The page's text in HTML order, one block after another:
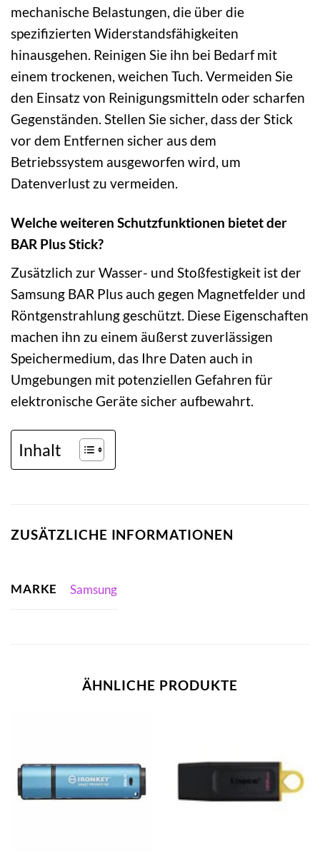
mechanische Belastungen, die über die
spezifizierten Widerstandsfähigkeiten
hinausgehen. Reinigen Sie ihn bei Bedarf mit
einem trockenen, weichen Tuch. Vermeiden Sie
den Einsatz von Reinigungsmitteln oder scharfen
Gegenständen. Stellen Sie sicher, dass der Stick
vor dem Entfernen sicher aus dem
Betriebssystem ausgeworfen wird, um
Datenverlust zu vermeiden.
Welche weiteren Schutzfunktionen bietet der
BAR Plus Stick?
Zusätzlich zur Wasser- und Stoßfestigkeit ist der
Samsung BAR Plus auch gegen Magnetfelder und
Röntgenstrahlung geschützt. Diese Eigenschaften
machen ihn zu einem äußerst zuverlässigen
Speichermedium, das Ihre Daten auch in
Umgebungen mit potenziellen Gefahren für
elektronische Geräte sicher aufbewahrt.
Inhalt
ZUSÄTZLICHE INFORMATIONEN
MARKE Samsung
ÄHNLICHE PRODUKTE